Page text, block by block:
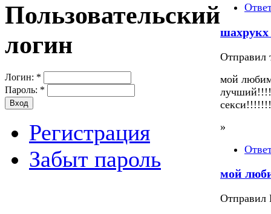
Пользовательский
логин
Логин: *
Пароль: *
Регистрация
Забыт пароль
шахрукх
Отправил
мой
»
мой
Отправил